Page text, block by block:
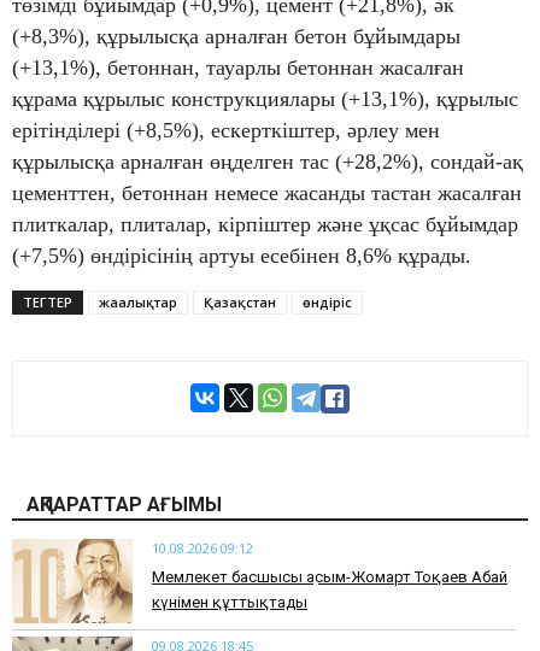
төзімді бұйымдар (+0,9%), цемент (+21,8%), әк
(+8,3%), құрылысқа арналған бетон бұйымдары
(+13,1%), бетоннан, тауарлы бетоннан жасалған
құрама құрылыс конструкциялары (+13,1%), құрылыс
ерітінділері (+8,5%), ескерткіштер, әрлеу мен
құрылысқа арналған өңделген тас (+28,2%), сондай-ақ
цементтен, бетоннан немесе жасанды тастан жасалған
плиткалар, плиталар, кірпіштер және ұқсас бұйымдар
(+7,5%) өндірісінің артуы есебінен 8,6% құрады.
ТЕГТЕР жаңалықтар Қазақстан өндіріс
АҚПАРАТТАР АҒЫМЫ
10.08.2026 09:12
Мемлекет басшысы Қасым-Жомарт Тоқаев Абай
күнімен құттықтады
09.08.2026 18:45